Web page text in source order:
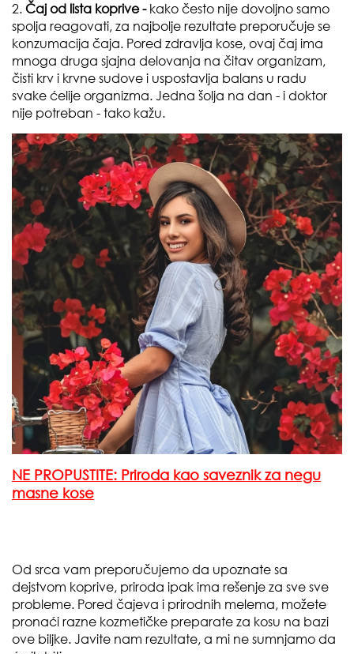
2. Čaj od lista koprive - kako često nije dovoljno samo
spolja reagovati, za najbolje rezultate preporučuje se
konzumacija čaja. Pored zdravlja kose, ovaj čaj ima
mnoga druga sjajna delovanja na čitav organizam,
čisti krv i krvne sudove i uspostavlja balans u radu
svake ćelije organizma. Jedna šolja na dan - i doktor
nije potreban - tako kažu.
NE PROPUSTITE: Priroda kao saveznik za negu
masne kose
Od srca vam preporučujemo da upoznate sa
dejstvom koprive, priroda ipak ima rešenje za sve sve
probleme. Pored čajeva i prirodnih melema, možete
pronaći razne kozmetičke preparate za kosu na bazi
ove biljke. Javite nam rezultate, a mi ne sumnjamo da